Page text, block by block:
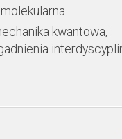
kwantowa,